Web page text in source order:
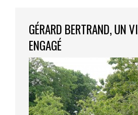
GÉRARD BERTRAND, UN
ENGAGÉ